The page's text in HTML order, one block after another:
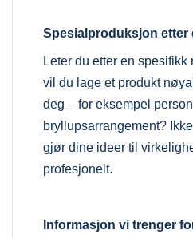
Spesialproduksjon etter
Leter du etter en
vil du lage et produkt
deg – for eksempel
bryllupsarrangement?
gjør dine ideer til
profesjonelt.
Informasjon vi trenger